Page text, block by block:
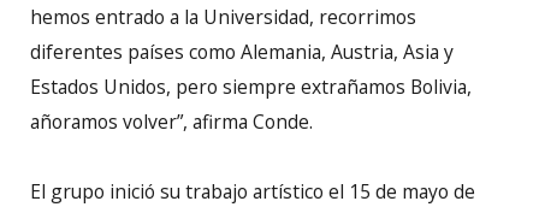
hemos entrado a la Universidad, recorrimos
diferentes países como Alemania, Austria, Asia y
Estados Unidos, pero siempre extrañamos Bolivia,
añoramos volver”, afirma Conde.
El grupo inició su trabajo artístico el 15 de mayo de